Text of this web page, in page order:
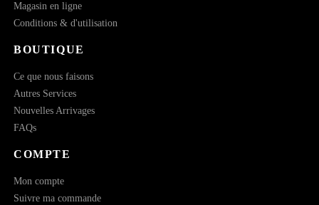
Magasin en ligne
Conditions & d'utilisation
BOUTIQUE
Ce que nous faisons
Autres Services
Nouvelles Arrivages
FAQs
COMPTE
Mon compte
Suivre ma commande